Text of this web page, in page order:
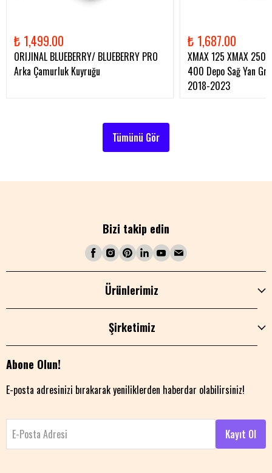
₺ 1,499.00
ORIJINAL BLUEBERRY/ BLUEBERRY PRO
Arka Çamurluk Kuyruğu
₺ 1,687.00
XMAX 125 XMAX 250
400 Depo Sağ Yan
2018-2023
Tümünü Gör
Bizi takip edin
Ürünlerimiz
Şirketimiz
Abone Olun!
E-posta adresinizi bırakarak yeniliklerden haberdar olabilirsiniz!
E-Posta Adresi Kayıt Ol